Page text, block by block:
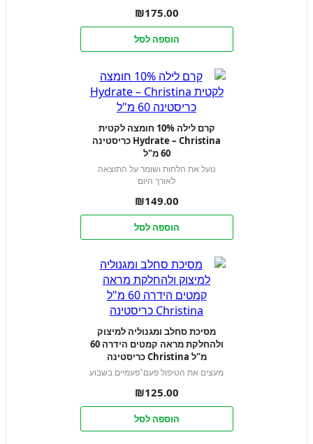
₪175.00
הוספה לסל
קרם לילה 10% חומצה לקטית
Hydrate – Christina כריסטינה
60 מ"ל
נועל את הלחות ושומר על התוצאה
לאורך היום
₪149.00
הוספה לסל
מסיכת סחלב ומגנוליה למיצוק
ולהחלקת מראה קמטים הידרה 60
מ"ל Christina כריסטינה
מעצים את הטיפול פעם־פעמיים בשבוע
₪125.00
הוספה לסל